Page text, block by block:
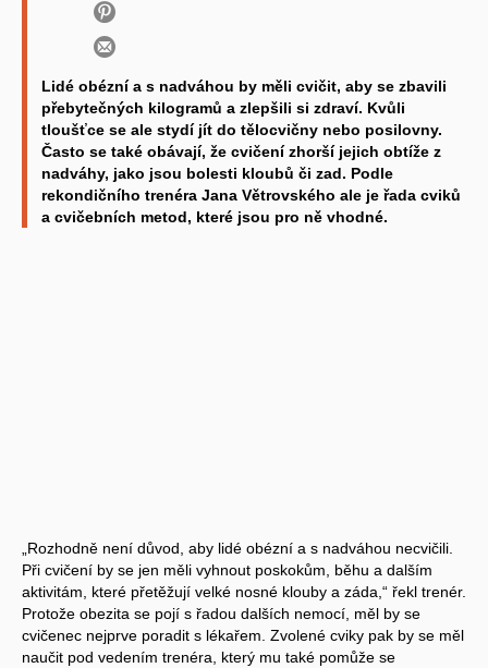
Lidé obézní a s nadváhou by měli cvičit, aby se zbavili
přebytečných kilogramů a zlepšili si zdraví. Kvůli
tloušťce se ale stydí jít do tělocvičny nebo posilovny.
Často se také obávají, že cvičení zhorší jejich obtíže z
nadváhy, jako jsou bolesti kloubů či zad. Podle
rekondičního trenéra Jana Větrovského ale je řada cviků
a cvičebních metod, které jsou pro ně vhodné.
„Rozhodně není důvod, aby lidé obézní a s nadváhou necvičili.
Při cvičení by se jen měli vyhnout poskokům, běhu a dalším
aktivitám, které přetěžují velké nosné klouby a záda,“ řekl trenér.
Protože obezita se pojí s řadou dalších nemocí, měl by se
cvičenec nejprve poradit s lékařem. Zvolené cviky pak by se měl
naučit pod vedením trenéra, který mu také pomůže se